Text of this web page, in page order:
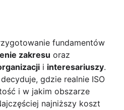
fundamentów
zakresu oraz
i interesariuszy.
gdzie realnie ISO
i w jakim obszarze
najniższy koszt